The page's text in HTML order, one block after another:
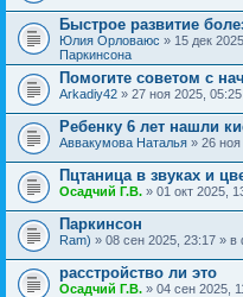
Быстрое развитие
Юлия Орловаюс » 15 дек
Паркинсона
Помогите советом с
Arkadiy42 » 27 ноя 2025,
Ребенку 6 лет нашли
Аввакумова Наталья » 26
Пцтаница в звуках и
Осадчий Г.В. » 01 окт 2025,
Паркинсон
Ram) » 08 сен 2025, 23:17 »
расстройство ли это
Осадчий Г.В. » 04 сен 2025,